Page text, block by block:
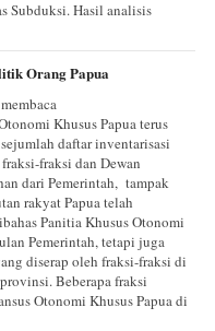
Subduksi. Hasil analisis
Orang Papua
Khusus Papua terus
daftar inventarisasi
fraksi dan Dewan
dari Pemerintah, tampak
rakyat Papua telah
Panitia Khusus Otonomi
Pemerintah, tetapi juga
diserap oleh fraksi-fraksi di
Beberapa fraksi
Otonomi Khusus Papua di